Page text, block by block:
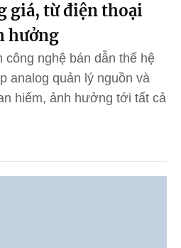
giá, từ điện thoại
hưởng
công nghệ bán dẫn thế hệ
analog quản lý nguồn và
hiếm, ảnh hưởng tới tất cả